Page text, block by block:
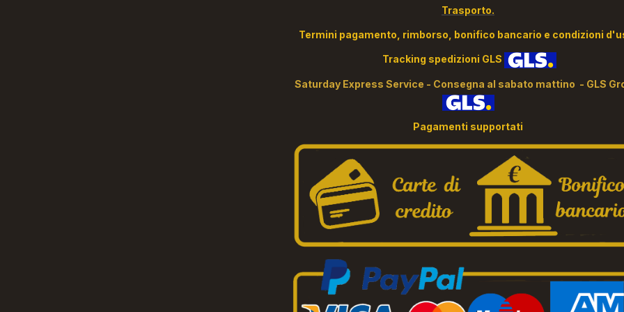
Trasporto.
Termini pagamento, rimborso, bonifico bancario e condizioni
Tracking spedizioni GLS
Saturday Express Service - Consegna al sabato mattino - GLS
Pagamenti supportati